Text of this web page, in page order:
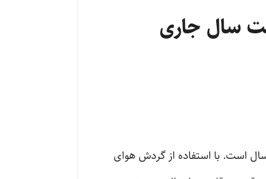
سال جاری
است. با استفاده از گردش هوای